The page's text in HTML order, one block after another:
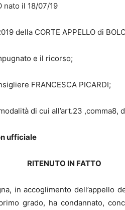
nato il 18/07/19
della CORTE APPELLO di
e il ricorso;
FRANCESCA PICARDI;
di cui all’art.23 ,comma8,
ufficiale
RITENUTO IN FATTO
in accoglimento dell’appello
grado, ha condannato,